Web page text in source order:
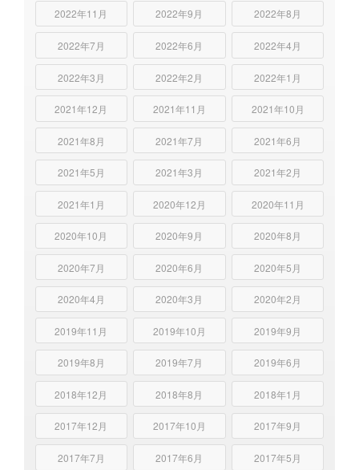
2022年11月 2022年9月 2022年8月
2022年7月 2022年6月 2022年4月
2022年3月 2022年2月 2022年1月
2021年12月 2021年11月 2021年10月
2021年8月 2021年7月 2021年6月
2021年5月 2021年3月 2021年2月
2021年1月 2020年12月 2020年11月
2020年10月 2020年9月 2020年8月
2020年7月 2020年6月 2020年5月
2020年4月 2020年3月 2020年2月
2019年11月 2019年10月 2019年9月
2019年8月 2019年7月 2019年6月
2018年12月 2018年8月 2018年1月
2017年12月 2017年10月 2017年9月
2017年7月 2017年6月 2017年5月